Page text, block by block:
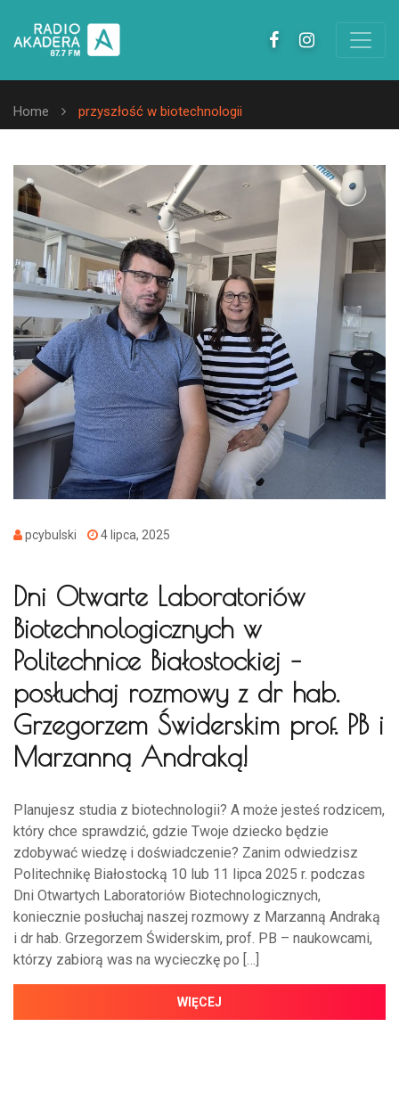
Home przyszłość w biotechnologii
pcybulski 4 lipca, 2025
Dni Otwarte Laboratoriów
Biotechnologicznych w
Politechnice Białostockiej –
posłuchaj rozmowy z dr hab.
Grzegorzem Świderskim prof. PB i
Marzanną Andraką!
Planujesz studia z biotechnologii? A może jesteś rodzicem,
który chce sprawdzić, gdzie Twoje dziecko będzie
zdobywać wiedzę i doświadczenie? Zanim odwiedzisz
Politechnikę Białostocką 10 lub 11 lipca 2025 r. podczas
Dni Otwartych Laboratoriów Biotechnologicznych,
koniecznie posłuchaj naszej rozmowy z Marzanną Andraką
i dr hab. Grzegorzem Świderskim, prof. PB – naukowcami,
którzy zabiorą was na wycieczkę po […]
WIĘCEJ